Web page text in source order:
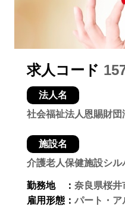
求人コード
法人名
社会福祉法人恩賜財
施設名
介護老人保健施設シ
勤務地 ： 奈良県桜井
雇用形態： パート・ア